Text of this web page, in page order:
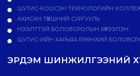
ШУТИС-КООСЭН ТЕХНОЛОГИЙН
АХИСАН ТҮВШНИЙ СУРГУУЛЬ
НЭЭЛТТЭЙ БОЛОВСРОЛЫН ХҮРЭЭЛЭН
ШУТИС-ИЙН ХАРЬЯА ЕРӨНХИЙ
ЭРДЭМ ШИНЖИЛГЭЭНИЙ